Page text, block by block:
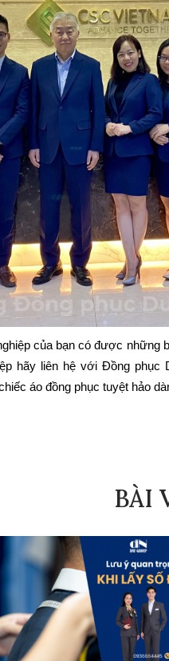
của bạn có được
hãy liên hệ với Đồng phục
áo đồng phục tuyệt hảo
BÀI